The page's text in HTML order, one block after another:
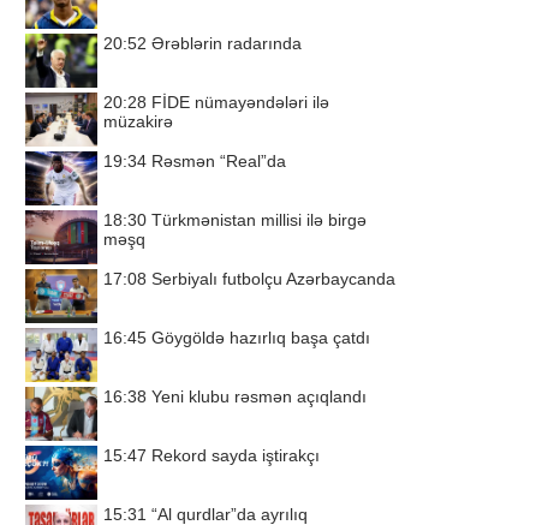
20:52 Ərəblərin radarında
20:28 FİDE nümayəndələri ilə
müzakirə
19:34 Rəsmən “Real”da
18:30 Türkmənistan millisi ilə birgə
məşq
17:08 Serbiyalı futbolçu Azərbaycanda
16:45 Göygöldə hazırlıq başa çatdı
16:38 Yeni klubu rəsmən açıqlandı
15:47 Rekord sayda iştirakçı
15:31 “Al qurdlar”da ayrılıq